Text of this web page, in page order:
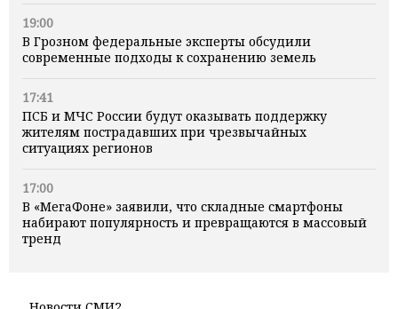
19:00
В Грозном федеральные эксперты обсудили
современные подходы к сохранению земель
17:41
ПСБ и МЧС России будут оказывать поддержку
жителям пострадавших при чрезвычайных
ситуациях регионов
17:00
В «МегаФоне» заявили, что складные смартфоны
набирают популярность и превращаются в массовый
тренд